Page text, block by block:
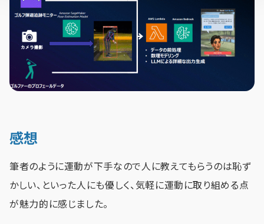
感想
筆者のように運動が下手なので人に教えてもらうのは恥ず
かしい、といった人にも優しく、気軽に運動に取り組める点
が魅力的に感じました。